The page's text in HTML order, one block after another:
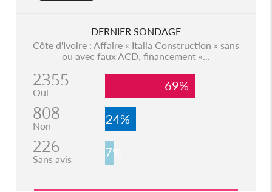
DERNIER SONDAGE
Côte d'Ivoire : Affaire « Italia Construction » sans
ou avec faux ACD, financement «...
2355
Oui 69%
808
Non 24%
226
Sans avis 7%